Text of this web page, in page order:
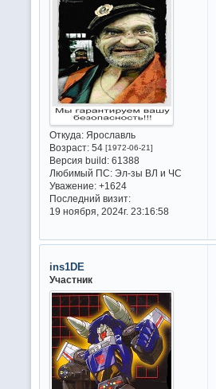
Откуда:Ярославль
Возраст:54 [1972-06-21]
Версия build:61388
Любимый ПС:Эл-зы ВЛ и ЧС
Уважение: +1624
Последний визит:
19 ноября, 2024г. 23:16:58
ins1DE
Участник